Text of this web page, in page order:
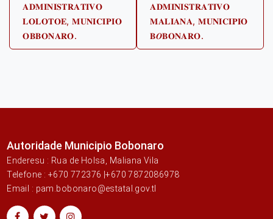
𝐀𝐃𝐌𝐈𝐍𝐈𝐒𝐓𝐑𝐀𝐓𝐈𝐕𝐎
𝐋𝐎𝐋𝐎𝐓𝐎𝐄, 𝐌𝐔𝐍𝐈𝐂𝐈𝐏𝐈𝐎
𝐎𝐁𝐁𝐎𝐍𝐀𝐑𝐎.
𝐀𝐃𝐌𝐈𝐍𝐈𝐒𝐓𝐑𝐀𝐓𝐈𝐕𝐎
𝐌𝐀𝐋𝐈𝐀𝐍𝐀, 𝐌𝐔𝐍𝐈𝐂𝐈𝐏𝐈𝐎
𝐁𝑶𝐁𝐎𝐍𝐀𝐑𝐎.
Autoridade Municipio Bobonaro
Enderesu : Rua de Holsa, Maliana Vila
Telefone : +670 772376 |+670 7872086978
Email : pam.bobonaro@estatal.gov.tl